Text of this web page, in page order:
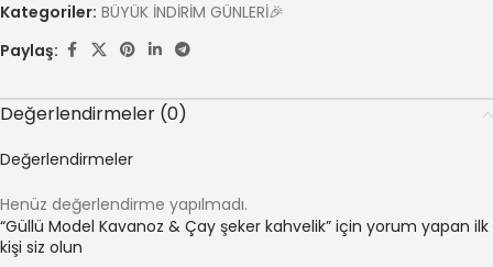
Kategoriler: BÜYÜK İNDİRİM GÜNLERİ🎉
Paylaş:
Değerlendirmeler (0)
Değerlendirmeler
Henüz değerlendirme yapılmadı.
“Güllü Model Kavanoz & Çay şeker kahvelik” için yorum yapan ilk
kişi siz olun